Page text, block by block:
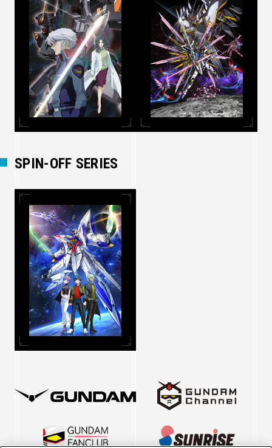
SPIN-OFF SERIES